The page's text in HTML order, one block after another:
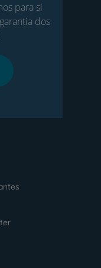
para si
dos